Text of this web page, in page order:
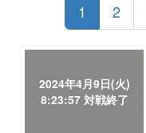
1 2
2024年4月9日(火)
8:23:57 対戦終了